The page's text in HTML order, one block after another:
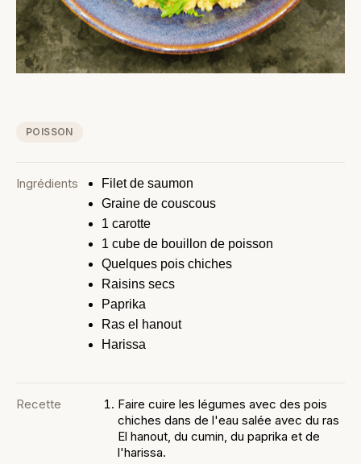
POISSON
Ingrédients
Filet de saumon
Graine de couscous
1 carotte
1 cube de bouillon de poisson
Quelques pois chiches
Raisins secs
Paprika
Ras el hanout
Harissa
Recette
Faire cuire les légumes avec des pois
chiches dans de l'eau salée avec du ras
El hanout, du cumin, du paprika et de
l'harissa.